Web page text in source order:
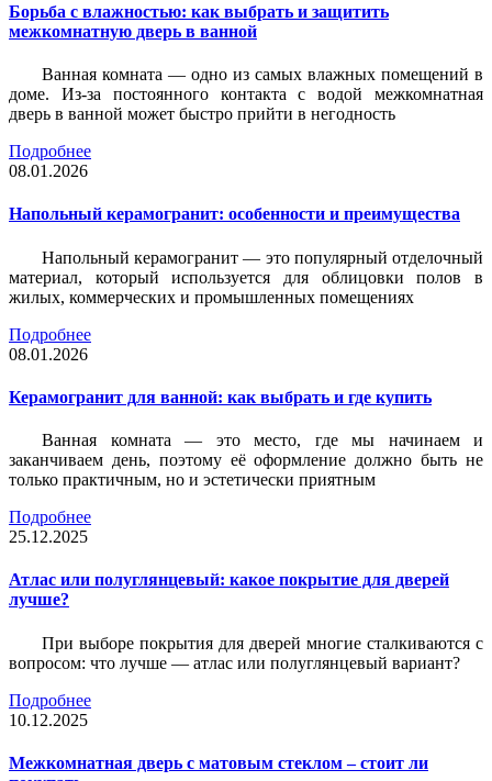
Борьба с влажностью: как выбрать и защитить
межкомнатную дверь в ванной
Ванная комната — одно из самых влажных помещений в
доме. Из-за постоянного контакта с водой межкомнатная
дверь в ванной может быстро прийти в негодность
Подробнее
08.01.2026
Напольный керамогранит: особенности и преимущества
Напольный керамогранит — это популярный отделочный
материал, который используется для облицовки полов в
жилых, коммерческих и промышленных помещениях
Подробнее
08.01.2026
Керамогранит для ванной: как выбрать и где купить
Ванная комната — это место, где мы начинаем и
заканчиваем день, поэтому её оформление должно быть не
только практичным, но и эстетически приятным
Подробнее
25.12.2025
Атлас или полуглянцевый: какое покрытие для дверей
лучше?
При выборе покрытия для дверей многие сталкиваются с
вопросом: что лучше — атлас или полуглянцевый вариант?
Подробнее
10.12.2025
Межкомнатная дверь с матовым стеклом – стоит ли